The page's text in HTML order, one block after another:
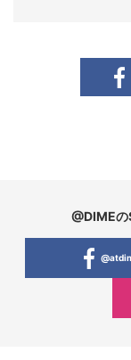
@DIMEの